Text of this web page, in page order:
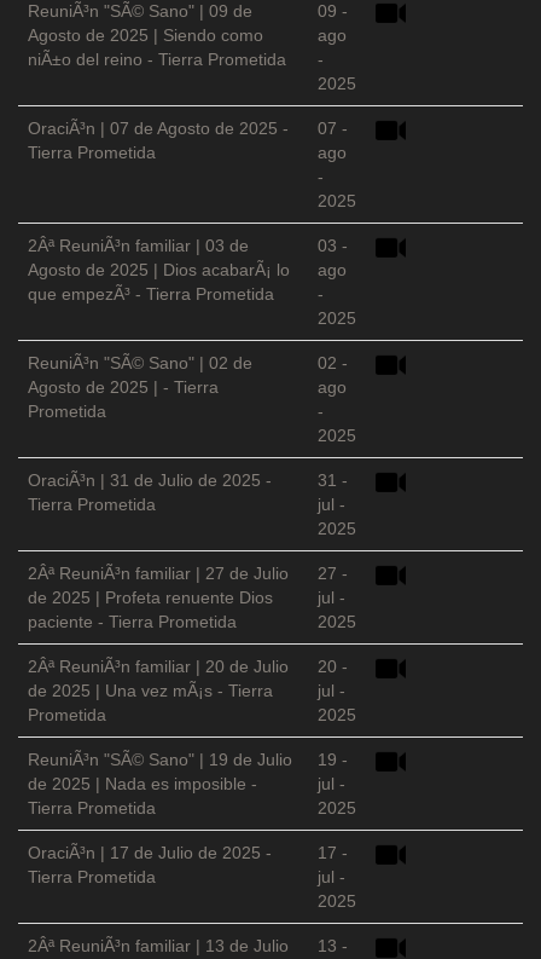
ReuniÃ³n "SÃ© Sano" | 09 de
Agosto de 2025 | Siendo como
niÃ±o del reino - Tierra Prometida
09 -
ago
-
2025
OraciÃ³n | 07 de Agosto de 2025 -
Tierra Prometida
07 -
ago
-
2025
2Âª ReuniÃ³n familiar | 03 de
Agosto de 2025 | Dios acabarÃ¡ lo
que empezÃ³ - Tierra Prometida
03 -
ago
-
2025
ReuniÃ³n "SÃ© Sano" | 02 de
Agosto de 2025 | - Tierra
Prometida
02 -
ago
-
2025
OraciÃ³n | 31 de Julio de 2025 -
Tierra Prometida
31 -
jul -
2025
2Âª ReuniÃ³n familiar | 27 de Julio
de 2025 | Profeta renuente Dios
paciente - Tierra Prometida
27 -
jul -
2025
2Âª ReuniÃ³n familiar | 20 de Julio
de 2025 | Una vez mÃ¡s - Tierra
Prometida
20 -
jul -
2025
ReuniÃ³n "SÃ© Sano" | 19 de Julio
de 2025 | Nada es imposible -
Tierra Prometida
19 -
jul -
2025
OraciÃ³n | 17 de Julio de 2025 -
Tierra Prometida
17 -
jul -
2025
2Âª ReuniÃ³n familiar | 13 de Julio
13 -